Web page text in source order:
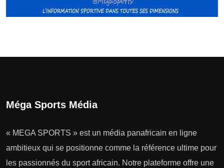
Méga Sports Média
« MEGA SPORTS » est un média panafricain en ligne
ambitieux qui se positionne comme la référence ultime pour
les passionnés du sport africain. Notre plateforme offre une